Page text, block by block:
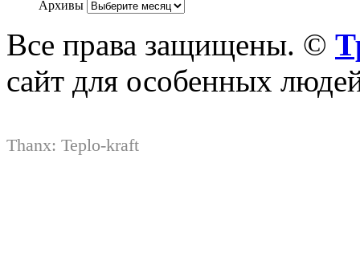
Архивы
Все права защищены. ©
сайт для особенных
Thanx: Teplo-kraft